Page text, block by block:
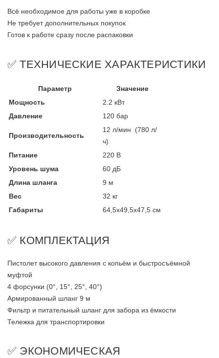
Всё необходимое для работы уже в коробке
Не требует дополнительных покупок
Готов к работе сразу после распаковки
✅ ТЕХНИЧЕСКИЕ ХАРАКТЕРИСТИКИ
Параметр
Значение
Мощность
2.2 кВт
Давление
120 бар
Производительность
12 л/мин (780 л/
ч)
Питание
220 В
Уровень шума
60 дБ
Длина шланга
9 м
Вес
32 кг
Габариты
64,5x49,5x47,5 см
✅ КОМПЛЕКТАЦИЯ
Пистолет высокого давления с копьём и быстросъёмной
муфтой
4 форсунки (0°, 15°, 25°, 40°)
Армированный шланг 9 м
Фильтр и питательный шланг для забора из ёмкости
Тележка для транспортировки
✅ ЭКОНОМИЧЕСКАЯ